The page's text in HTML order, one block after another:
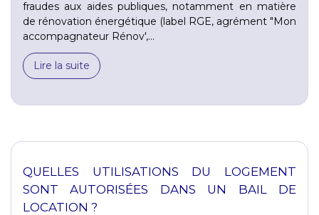
fraudes aux aides publiques, notamment en matière
de rénovation énergétique (label RGE, agrément "Mon
accompagnateur Rénov',...
Lire la suite
QUELLES UTILISATIONS DU LOGEMENT
SONT AUTORISÉES DANS UN BAIL DE
LOCATION ?